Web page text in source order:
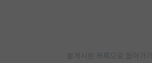
게시판 목록으로 돌아가기